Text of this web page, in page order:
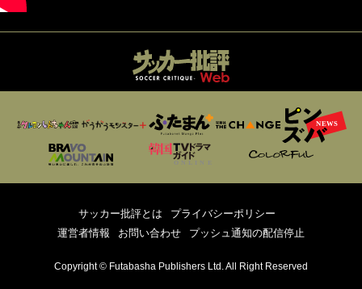
サッカー批評とは
プライバシーポリシー
運営者情報
お問い合わせ プッシュ通知の配信停止
Copyright © Futabasha Publishers Ltd. All Right Reserved